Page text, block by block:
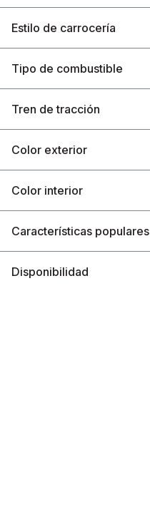
Estilo de carrocería
Tipo de combustible
Tren de tracción
Color exterior
Color interior
Características populares
Disponibilidad